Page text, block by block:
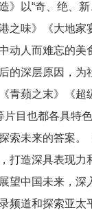
》以“奇、绝、
之味》《大地家
动人而难忘的美
的深层原因，为
青蘋之末》《
片目也都各具特
索未来的答案。
打造深具表现力
望中国未来，深
频道和探索亚太